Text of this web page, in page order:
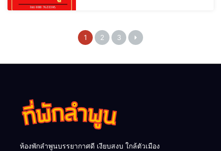
1 2 3
ห้องพักลำพูนบรรยากาศดี เงียบสงบ ใกล้ตัวเมือง